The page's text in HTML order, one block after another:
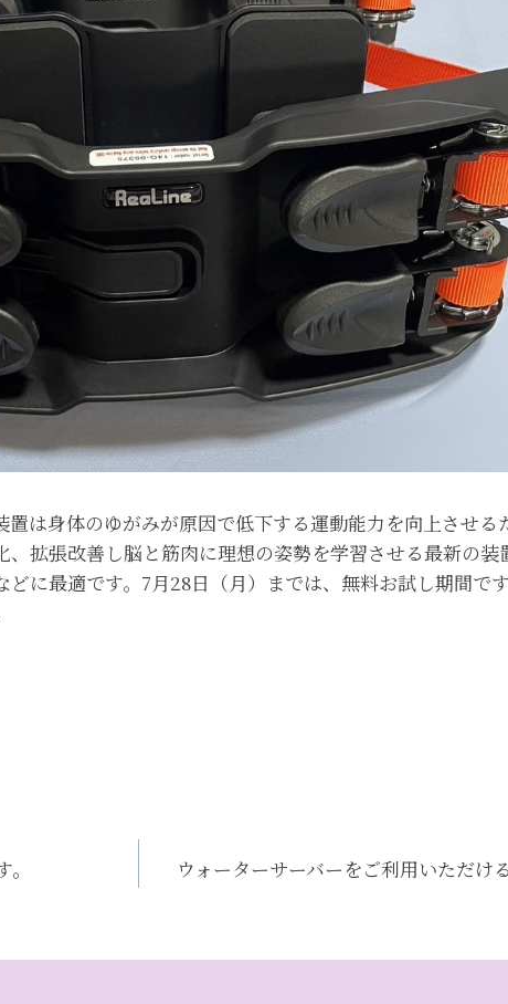
は身体のゆがみが原因で低下する運動能力を向上させる
拡張改善し脳と筋肉に理想の姿勢を学習させる最新の装
に最適です。7月28日（月）までは、無料お試し期間で
ウォーターサーバーをご利用いただけ